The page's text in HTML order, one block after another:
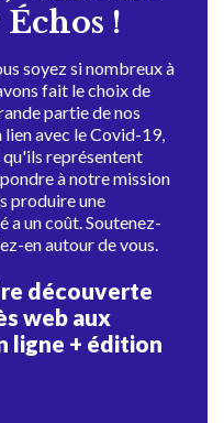
!
soyez si nombreux à
fait le choix de
partie de nos
lien avec le Covid-19,
représentent
à notre mission
produire une
un coût. Soutenez-
en autour de vous.
découverte
web aux
ligne + édition